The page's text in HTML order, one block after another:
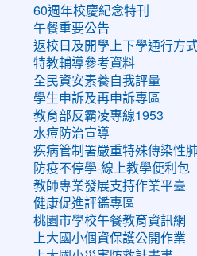
60週年校慶紀念特刊
午餐重要公告
返校日及開學上下學通行方
特教輔導參考資料
全民資安素養自我評量
學生申訴及再申訴專區
教育部反霸凌專線1953
水痘防治宣導
疾病管制署嚴重特殊傳染性
防疫不停學-線上教學便利包
教師專業發展支持作業平臺
健康促進評鑑專區
桃園市學校午餐教育資訊網
上大國小個資保護公開作業